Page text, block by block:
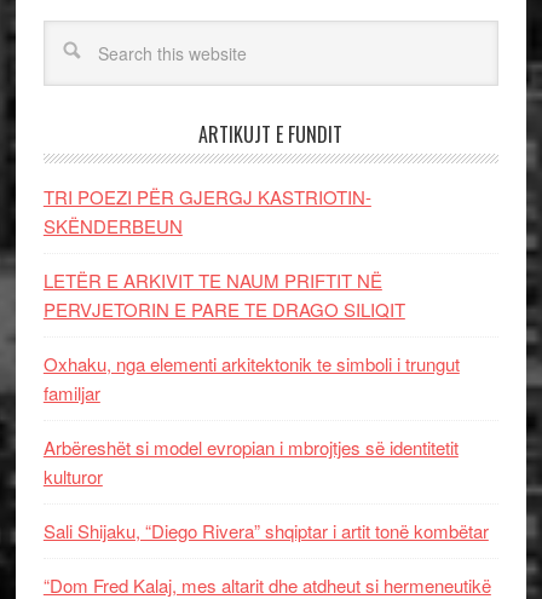
ARTIKUJT E FUNDIT
TRI POEZI PËR GJERGJ KASTRIOTIN-
SKËNDERBEUN
LETËR E ARKIVIT TE NAUM PRIFTIT NË
PERVJETORIN E PARE TE DRAGO SILIQIT
Oxhaku, nga elementi arkitektonik te simboli i trungut
familjar
Arbëreshët si model evropian i mbrojtjes së identitetit
kulturor
Sali Shijaku, “Diego Rivera” shqiptar i artit tonë kombëtar
“Dom Fred Kalaj, mes altarit dhe atdheut si hermeneutikë